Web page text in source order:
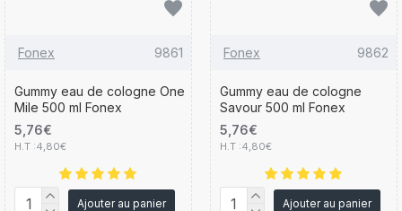
Fonex 9861
Gummy eau de cologne One
Mile 500 ml Fonex
5,76€
H.T :4,80€
Ajouter au panier
Fonex 9862
Gummy eau de cologne
Savour 500 ml Fonex
5,76€
H.T :4,80€
Ajouter au panier